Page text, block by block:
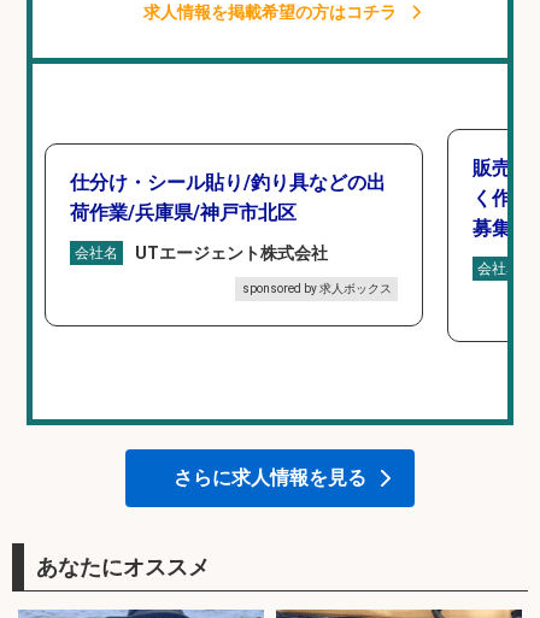
求人情報を掲載希望の方はコチラ
仕分け・シール貼り/釣り具などの出
荷作業/兵庫県/神戸市北区
会社名 UTエージェント株式会社
sponsored by 求人ボックス
販売ス
く作業
募集/
会社名
さらに求人情報を見る
あなたにオススメ